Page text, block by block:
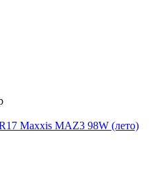
Maxxis MАZ3 98W (лето)